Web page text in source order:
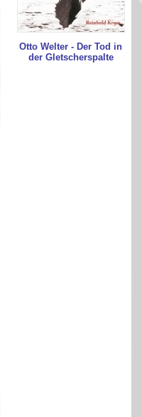
Otto Welter - Der Tod in
der Gletscherspalte